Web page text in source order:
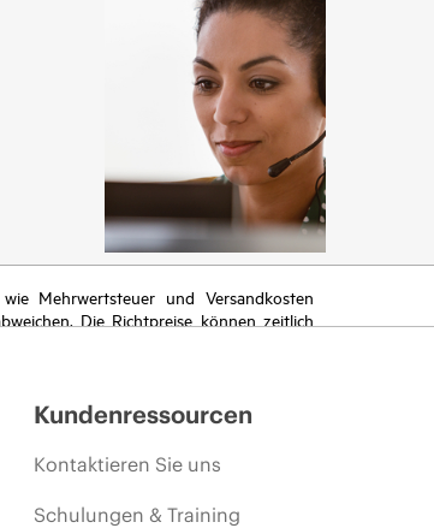
Mehrwertsteuer und Versandkosten
Die Richtpreise können zeitlich
Kundenressourcen
Kontaktieren Sie uns
Schulungen & Training